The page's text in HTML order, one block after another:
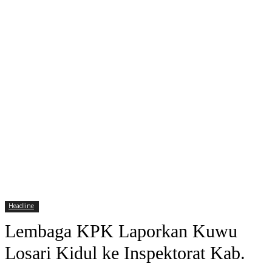
Headline
Lembaga KPK Laporkan Kuwu
Losari Kidul ke Inspektorat Kab.